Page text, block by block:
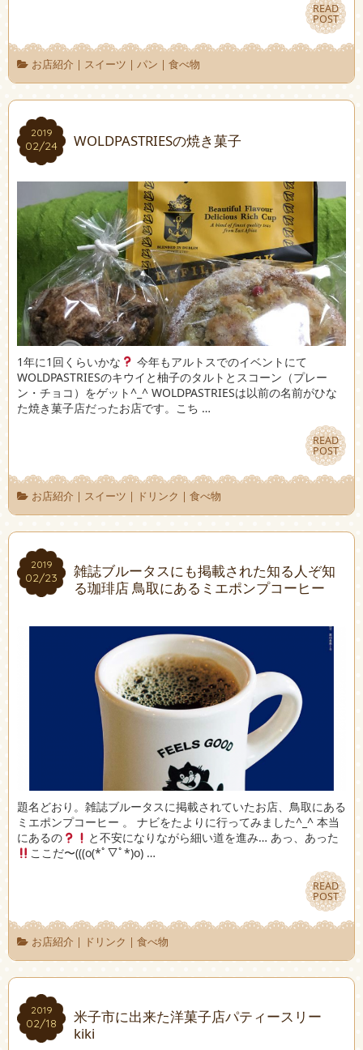
READ
POST
READ
POST
お店紹介 | スイーツ | パン | 食べ物
2019
02/24
2019
02/24 WOLDPASTRIESの焼き菓子
1年に1回くらいかな
今年もアルトスでのイベントにて
WOLDPASTRIESのキウイと柚子のタルトとスコーン（プレー
ン・チョコ）をゲット^_^ WOLDPASTRIESは以前の名前がひな
た焼き菓子店だったお店です。こち …
READ
POST
READ
POST
お店紹介 | スイーツ | ドリンク | 食べ物
2019
02/23
2019
02/23
雑誌ブルータスにも掲載された知る人ぞ知
る珈琲店 鳥取にあるミエポンプコーヒー
題名どおり。雑誌ブルータスに掲載されていたお店、鳥取にある
ミエポンプコーヒー 。 ナビをたよりに行ってみました^_^ 本当
にあるの
と不安になりながら細い道を進み… あっ、あった
ここだ〜(((o(*ﾟ▽ﾟ*)o) …
READ
POST
READ
POST
お店紹介 | ドリンク | 食べ物
2019
02/18
2019
02/18
米子市に出来た洋菓子店パティースリー
kiki